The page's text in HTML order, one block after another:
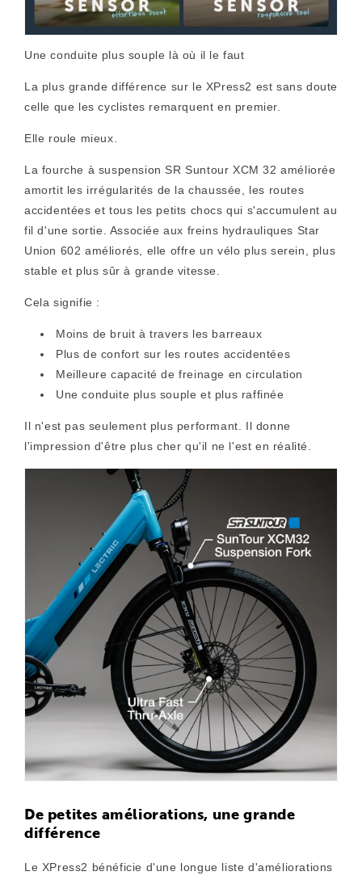
Une conduite plus souple là où il le faut
La plus grande différence sur le XPress2 est sans doute
celle que les cyclistes remarquent en premier.
Elle roule mieux.
La fourche à suspension SR Suntour XCM 32 améliorée
amortit les irrégularités de la chaussée, les routes
accidentées et tous les petits chocs qui s'accumulent au
fil d'une sortie. Associée aux freins hydrauliques Star
Union 602 améliorés, elle offre un vélo plus serein, plus
stable et plus sûr à grande vitesse.
Cela signifie :
Moins de bruit à travers les barreaux
Plus de confort sur les routes accidentées
Meilleure capacité de freinage en circulation
Une conduite plus souple et plus raffinée
Il n'est pas seulement plus performant. Il donne
l'impression d'être plus cher qu'il ne l'est en réalité.
De petites améliorations, une grande
différence
Le XPress2 bénéficie d'une longue liste d'améliorations